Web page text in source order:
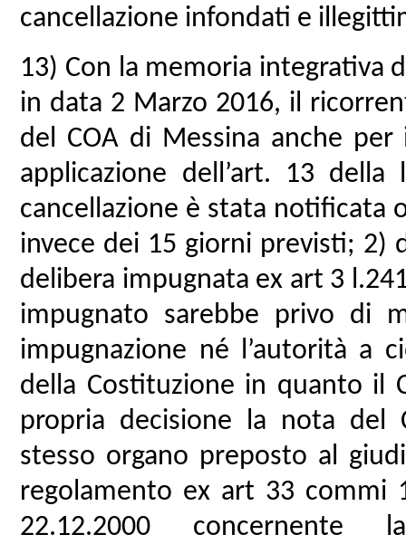
cancellazione infondati e
13) Con la memoria integrativa
in data 2 Marzo 2016, il
del COA di Messina anche
applicazione dell’art. 13
cancellazione è stata notificata
invece dei 15 giorni previsti; 2)
delibera impugnata ex art 3
impugnato sarebbe privo di
impugnazione né l’autorità a
della Costituzione in quanto il
propria decisione la nota del
stesso organo preposto al
regolamento ex art 33 commi
22.12.2000 concernente